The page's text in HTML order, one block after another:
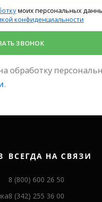
моих персональных
конфиденциальности
обработку
.
ВСЕГДА НА СВЯЗИ
8 (800) 600 26 50
8 (342) 255 36 00